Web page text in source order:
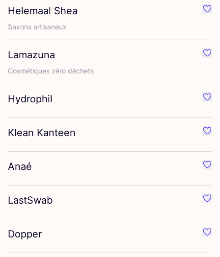
Helemaal Shea
Savons arti­sa­naux
Lamazuna
Cos­mé­tiques zéro déchets
Hydrophil
Klean Kanteen
Anaé
LastSwab
Dopper